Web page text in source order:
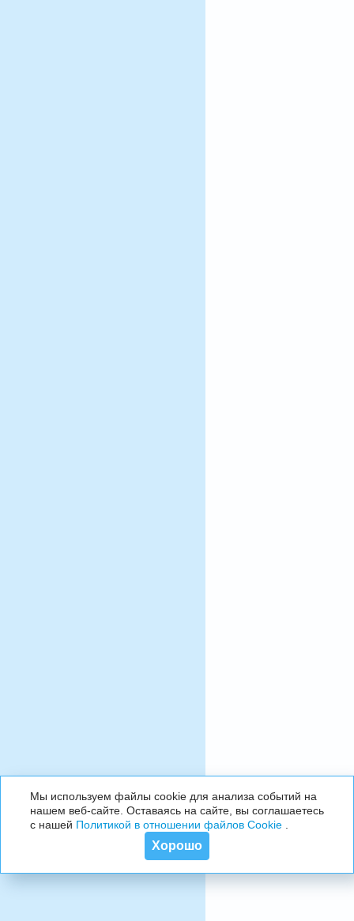
Мы используем файлы cookie для анализа событий на
нашем веб-сайте. Оставаясь на сайте, вы соглашаетесь
с нашей Политикой в отношении файлов Cookie.
Хорошо